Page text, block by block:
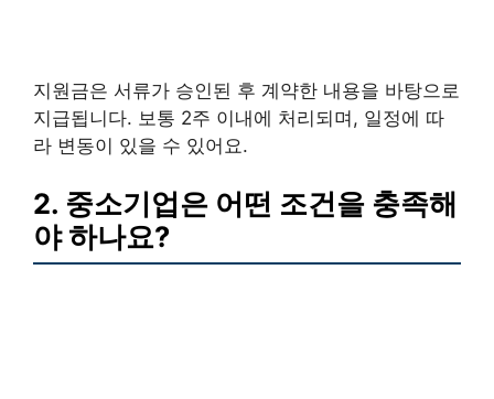
지원금은 서류가 승인된 후 계약한 내용을 바탕으로
지급됩니다. 보통 2주 이내에 처리되며, 일정에 따
라 변동이 있을 수 있어요.
2. 중소기업은 어떤 조건을 충족해
야 하나요?